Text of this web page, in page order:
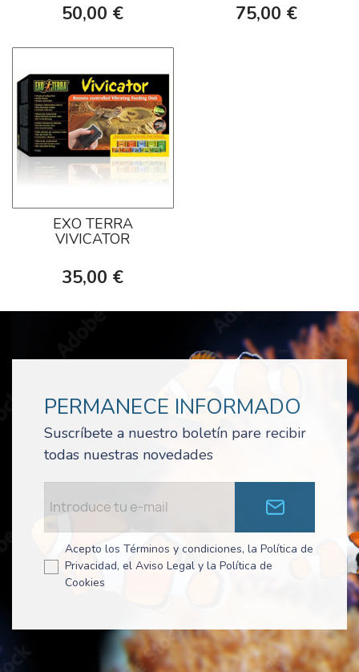
50,00 € 75,00 €
EXO TERRA
VIVICATOR
35,00 €
PERMANECE INFORMADO
Suscríbete a nuestro boletín pare recibir
todas nuestras novedades
Acepto los Términos y condiciones, la Política de
Privacidad, el Aviso Legal y la Política de
Cookies